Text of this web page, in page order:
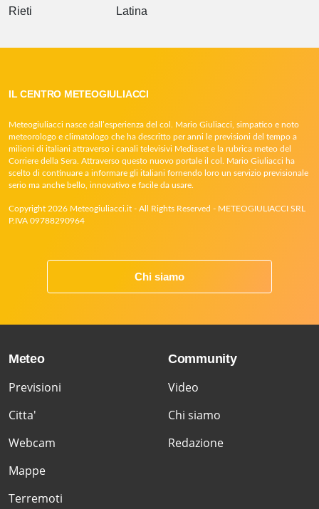
Rieti
Latina
IL CENTRO METEOGIULIACCI
Meteogiuliacci nasce dall’esperienza del col. Mario Giuliacci, simpatico e noto
meteorologo e climatologo che ha descritto per anni le previsioni del tempo a
milioni di italiani attraverso i canali televisivi Mediaset e la rubrica meteo del
Corriere della Sera. Attraverso questo nuovo portale il col. Mario Giuliacci ha
scelto di continuare a informare gli italiani fornendo loro un servizio previsionale
serio ma anche bello, innovativo e facile da usare.
Copyright 2026 Meteogiuliacci.it - All Rights Reserved - METEOGIULIACCI SRL
P.IVA 09788290964
Chi siamo
Meteo
Previsioni
Citta'
Webcam
Mappe
Terremoti
Community
Video
Chi siamo
Redazione